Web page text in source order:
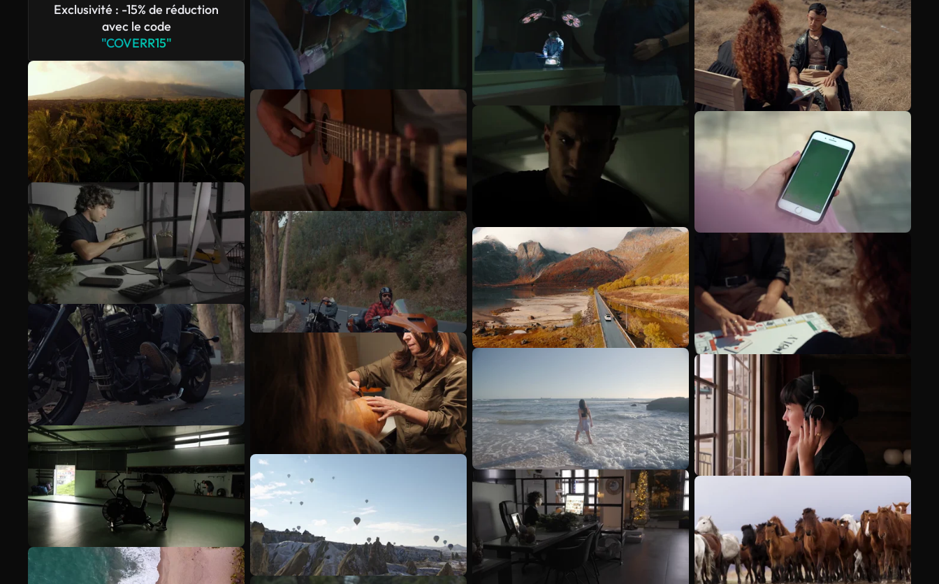
Exclusivité : -15% de réduction
avec le code
"COVERR15"
Voir plus